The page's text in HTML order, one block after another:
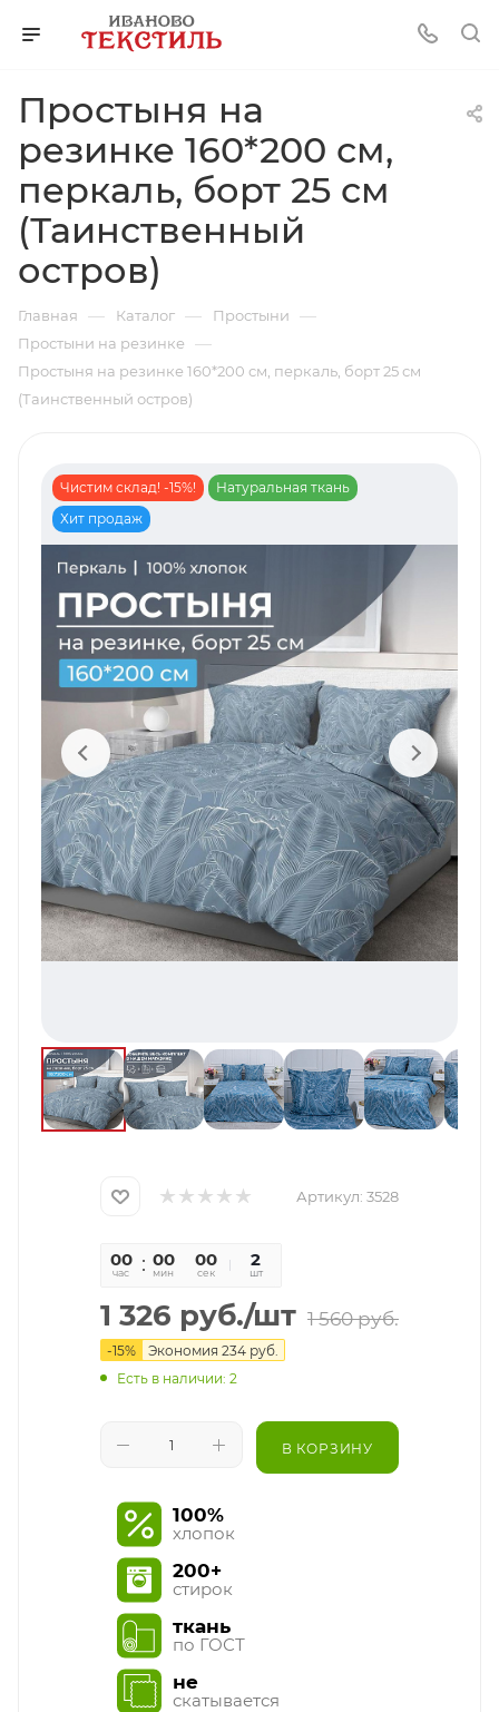
Простыня на
резинке 160*200 см,
перкаль, борт 25 см
(Таинственный
остров)
Главная — Каталог — Простыни —
Простыни на резинке —
Простыня на резинке 160*200 см, перкаль, борт 25 см
(Таинственный остров)
Чистим склад! -15%!
Натуральная ткань
Хит продаж
Артикул: 3528
00
час
00
мин
00
сек
2
шт
1 326 руб./шт 1 560руб.
-15% Экономия 234 руб.
Есть в наличии: 2
В КОРЗИНУ
100%
хлопок
200+
стирок
ткань
по ГОСТ
не
скатывается